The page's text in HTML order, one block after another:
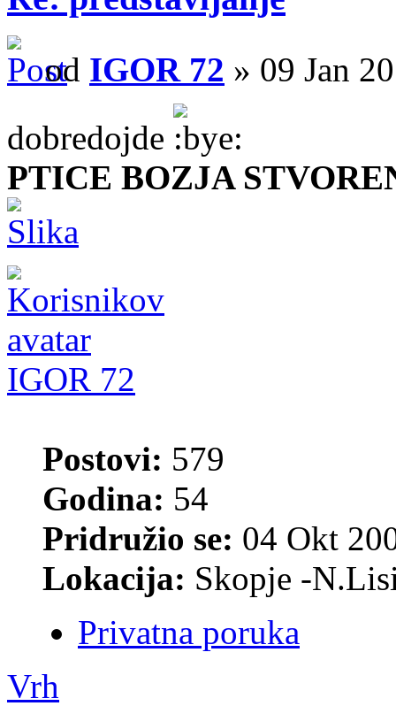
od IGOR 72 » 09 Jan
dobredojde
PTICE BOZJA
IGOR 72
Postovi: 579
Godina: 54
Pridružio se: 04 Okt
Lokacija: Skopje -
Privatna poruka
Vrh